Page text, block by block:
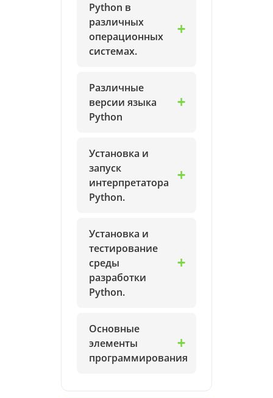
Python в
различных
операционных
системах.
Различные
версии языка
Python
Установка и
запуск
интерпретатора
Python.
Установка и
тестирование
среды
разработки
Python.
Основные
элементы
программирования